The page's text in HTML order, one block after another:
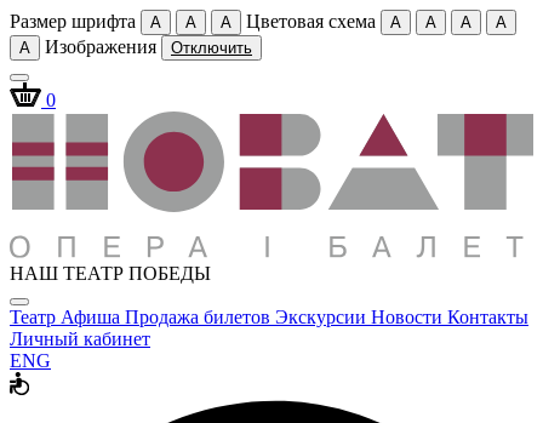
Размер шрифта A A A Цветовая схема A A A
A
A
Изображения Отключить
0
НАШ ТЕАТР ПОБЕДЫ
Театр Афиша Продажа билетов Экскурсии Новости Контакты
Личный кабинет
ENG